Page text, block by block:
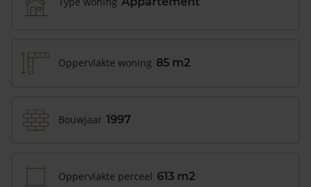
Oppervlakte woning 85 m2
Bouwjaar 1997
Oppervlakte perceel 613 m2